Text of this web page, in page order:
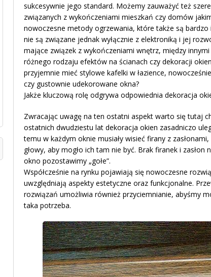
sukcesywnie jego standard. Możemy zauważyć też
związanych z wykończeniami mieszkań czy domów
nowoczesne metody ogrzewania, które także są
nie są związane jednak wyłącznie z elektroniką i jej
mające związek z wykończeniami wnętrz, między
różnego rodzaju efektów na ścianach czy dekoracji
przyjemnie mieć stylowe kafelki w łazience,
czy gustownie udekorowane okna?
Jakże kluczową rolę odgrywa odpowiednia dekoracja
Zwracając uwagę na ten ostatni aspekt warto się tutaj
ostatnich dwudziestu lat dekoracja okien zasadniczo
temu w każdym oknie musiały wisieć firany z
głowy, aby mogło ich tam nie być. Brak firanek i zasłon
okno pozostawimy „gołe”.
Współcześnie na rynku pojawiają się nowoczesne
uwzględniają aspekty estetyczne oraz funkcjonalne.
rozwiązań umożliwia również przyciemnianie, abyśmy
taka potrzeba.